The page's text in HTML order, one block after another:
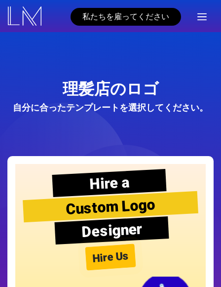
私たちを雇ってください
理髪店のロゴ
自分に合ったテンプレートを選択してください。
Hire a
Custom Logo
Designer
Hire Us